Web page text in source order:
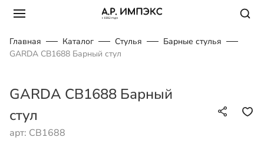
Главная Каталог Стулья
Барные стулья
GARDA CB1688 Барный стул
GARDA CB1688 Барный
стул
арт: CB1688